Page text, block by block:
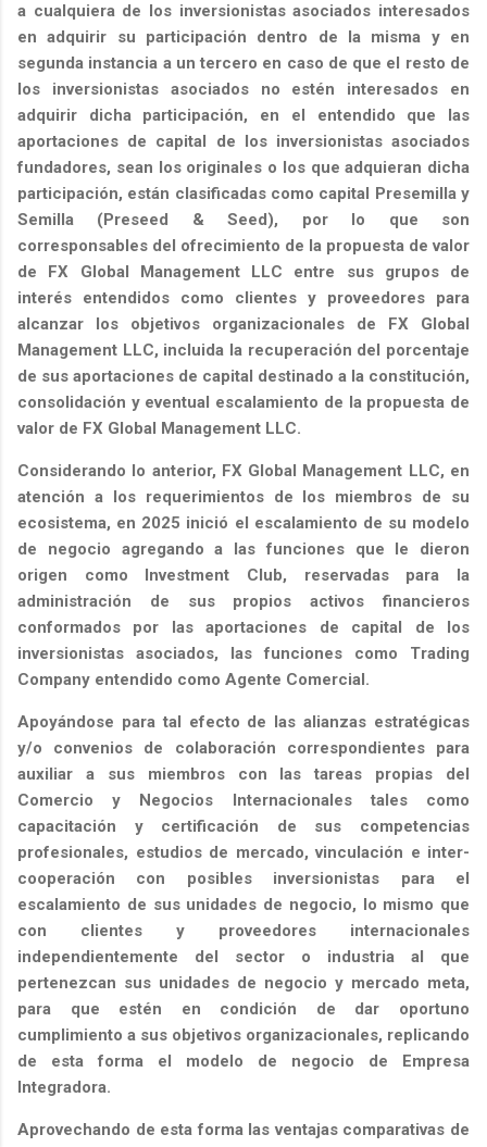
a cualquiera de los inversionistas asociados interesados
en adquirir su participación dentro de la misma y en
segunda instancia a un tercero en caso de que el resto de
los inversionistas asociados no estén interesados en
adquirir dicha participación, en el entendido que las
aportaciones de capital de los inversionistas asociados
fundadores, sean los originales o los que adquieran dicha
participación, están clasificadas como capital Presemilla y
Semilla (Preseed & Seed), por lo que son
corresponsables del ofrecimiento de la propuesta de valor
de FX Global Management LLC entre sus grupos de
interés entendidos como clientes y proveedores para
alcanzar los objetivos organizacionales de FX Global
Management LLC, incluida la recuperación del porcentaje
de sus aportaciones de capital destinado a la constitución,
consolidación y eventual escalamiento de la propuesta de
valor de FX Global Management LLC.
Considerando lo anterior, FX Global Management LLC, en
atención a los requerimientos de los miembros de su
ecosistema, en 2025 inició el escalamiento de su modelo
de negocio agregando a las funciones que le dieron
origen como Investment Club, reservadas para la
administración de sus propios activos financieros
conformados por las aportaciones de capital de los
inversionistas asociados, las funciones como Trading
Company entendido como Agente Comercial.
Apoyándose para tal efecto de las alianzas estratégicas
y/o convenios de colaboración correspondientes para
auxiliar a sus miembros con las tareas propias del
Comercio y Negocios Internacionales tales como
capacitación y certificación de sus competencias
profesionales, estudios de mercado, vinculación e inter-
cooperación con posibles inversionistas para el
escalamiento de sus unidades de negocio, lo mismo que
con clientes y proveedores internacionales
independientemente del sector o industria al que
pertenezcan sus unidades de negocio y mercado meta,
para que estén en condición de dar oportuno
cumplimiento a sus objetivos organizacionales, replicando
de esta forma el modelo de negocio de Empresa
Integradora.
Aprovechando de esta forma las ventajas comparativas de